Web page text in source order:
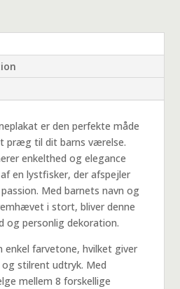
er den perfekte måde
præg til dit barns værelse.
enkelthed og elegance
en lystfisker, der afspejler
Med barnets navn og
i stort, bliver denne
og personlig dekoration.
enkel farvetone, hvilket giver
stilrent udtryk. Med
mellem 8 forskellige